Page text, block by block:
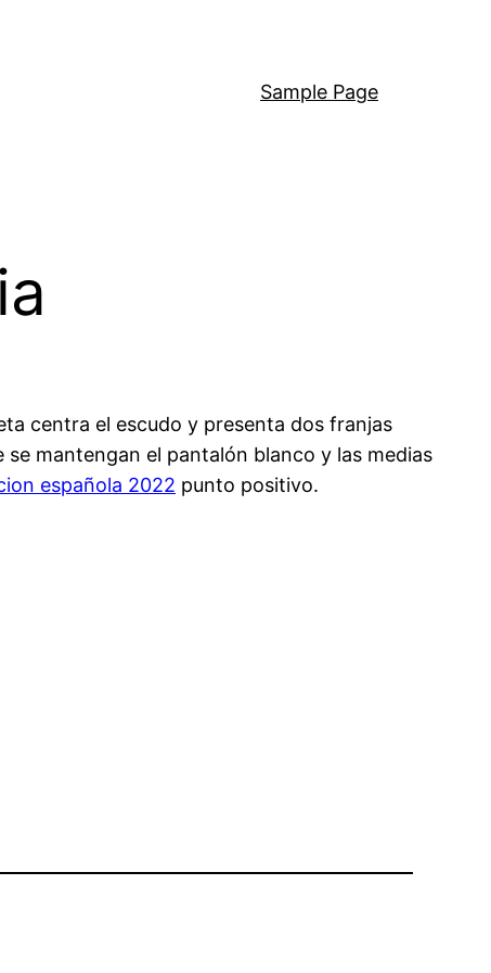
Sample Page
centra el escudo y presenta dos franjas
mantengan el pantalón blanco y las medias
española 2022 punto positivo.